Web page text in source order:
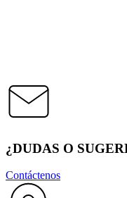
¿DUDAS O
Contáctenos